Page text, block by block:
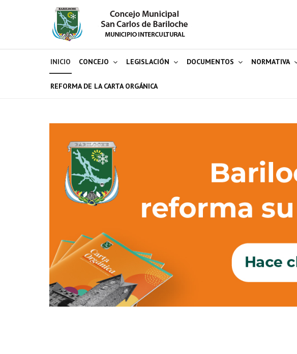
INICIO CONCEJO LEGISLACIÓN DOCUMENTOS NORMATIVA
REFORMA DE LA CARTA ORGÁNICA